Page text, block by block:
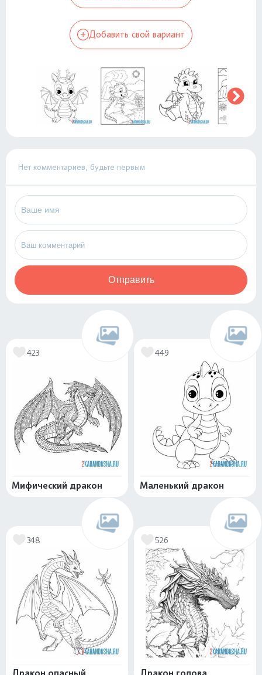
Добавить свой вариант
Нет комментариев, будьте первым
Отправить
423
Мифический дракон
449
Маленький дракон
348 526